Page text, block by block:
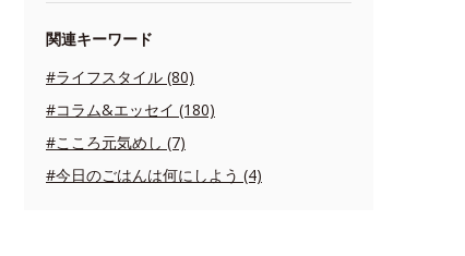
関連キーワード
#ライフスタイル (80)
#コラム&エッセイ (180)
#こころ元気めし (7)
#今日のごはんは何にしよう (4)